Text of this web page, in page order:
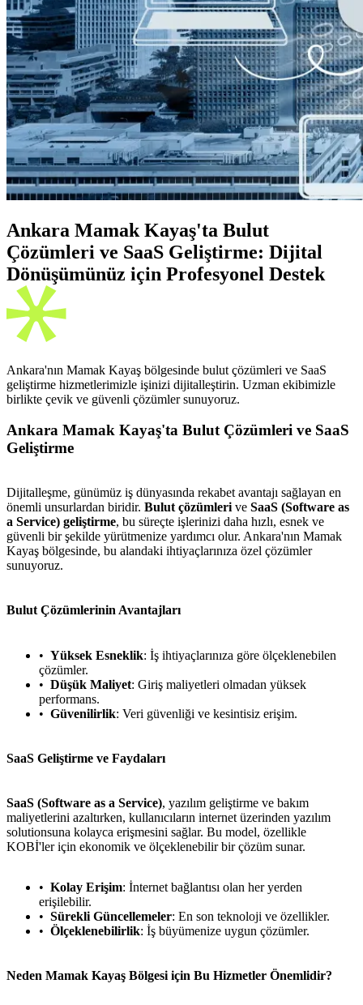
Ankara Mamak Kayaş'ta Bulut
Çözümleri ve SaaS Geliştirme: Dijital
Dönüşümünüz için Profesyonel Destek
Ankara'nın Mamak Kayaş bölgesinde bulut çözümleri ve SaaS
geliştirme hizmetlerimizle işinizi dijitalleştirin. Uzman ekibimizle
birlikte çevik ve güvenli çözümler sunuyoruz.
Ankara Mamak Kayaş'ta Bulut Çözümleri ve SaaS
Geliştirme
Dijitalleşme, günümüz iş dünyasında rekabet avantajı sağlayan en
önemli unsurlardan biridir. Bulut çözümleri ve SaaS (Software as
a Service) geliştirme, bu süreçte işlerinizi daha hızlı, esnek ve
güvenli bir şekilde yürütmenize yardımcı olur. Ankara'nın Mamak
Kayaş bölgesinde, bu alandaki ihtiyaçlarınıza özel çözümler
sunuyoruz.
Bulut Çözümlerinin Avantajları
Yüksek Esneklik: İş ihtiyaçlarınıza göre ölçeklenebilen
çözümler.
Düşük Maliyet: Giriş maliyetleri olmadan yüksek
performans.
Güvenilirlik: Veri güvenliği ve kesintisiz erişim.
SaaS Geliştirme ve Faydaları
SaaS (Software as a Service), yazılım geliştirme ve bakım
maliyetlerini azaltırken, kullanıcıların internet üzerinden yazılım
solutionsuna kolayca erişmesini sağlar. Bu model, özellikle
KOBİ'ler için ekonomik ve ölçeklenebilir bir çözüm sunar.
Kolay Erişim: İnternet bağlantısı olan her yerden
erişilebilir.
Sürekli Güncellemeler: En son teknoloji ve özellikler.
Ölçeklenebilirlik: İş büyümenize uygun çözümler.
Neden Mamak Kayaş Bölgesi için Bu Hizmetler Önemlidir?